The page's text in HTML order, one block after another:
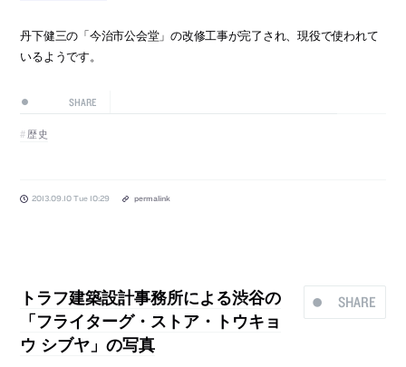
丹下健三の「今治市公会堂」の改修工事が完了され、現役で使われて
いるようです。
SHARE
歴史
2013.09.10 Tue 10:29 permalink
SHARE
トラフ建築設計事務所による渋谷の
「フライターグ・ストア・トウキョ
ウ シブヤ」の写真